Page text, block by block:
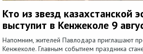
Кто из звезд казахстанской
выступит в Кенжеколе 9
Напомним, жителей Павлодара приглашают
Кенжеколе. Главным событием праздника